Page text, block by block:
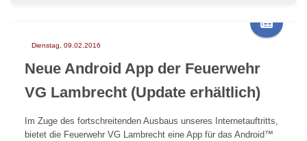
Dienstag, 09.02.2016
Neue Android App der Feuerwehr
VG Lambrecht (Update erhältlich)
Im Zuge des fortschreitenden Ausbaus unseres Internetauftritts,
bietet die Feuerwehr VG Lambrecht eine App für das Android™